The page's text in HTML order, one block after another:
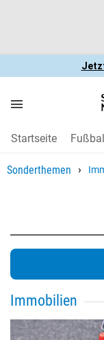
Startseite
Sonderthemen ›
Immobilien